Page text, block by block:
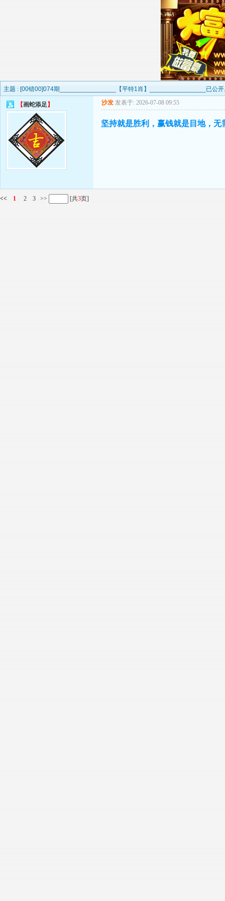
主题 : [00错00]074期________________【平特1肖】________________已公
【画蛇添足】 沙发 发表于: 2026-07-08 09:55
坚持就是胜利，赢钱就是目地，
<< 1 2 3 >> [共3页]